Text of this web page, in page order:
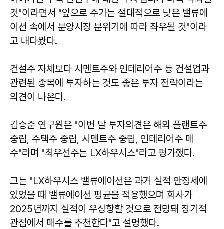
것"이라면서 "앞으로 주가는 절대적으로 낮은 밸류에
이션 속에서 분양시장 분위기에 따라 좌우될 것"이라
고 내다봤다.
건설주 자체보다 시멘트주와 인테리어주 등 건설업과
관련된 종목에 투자하는 것도 좋은 투자 전략이라는
의견이 나온다.
김승준 연구원은 "이번 달 투자의견은 해외 플랜트주
중립, 주택주 중립, 시멘트주 중립, 인테리어주 매
수"라며 "최우선주는 LX하우시스"라고 평가했다.
그는 "LX하우시스 밸류에이션은 과거 실적 안정세에
있었을 때 밸류에이션 평균을 적용했으며 회사가
2025년까지 실적이 우상향할 것으로 전망돼 장기적
관점에서 매수를 추천한다"고 설명했다.